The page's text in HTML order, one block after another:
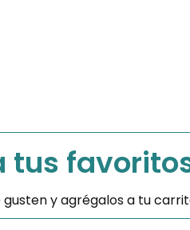
tus
gusten y agrégalos a tu